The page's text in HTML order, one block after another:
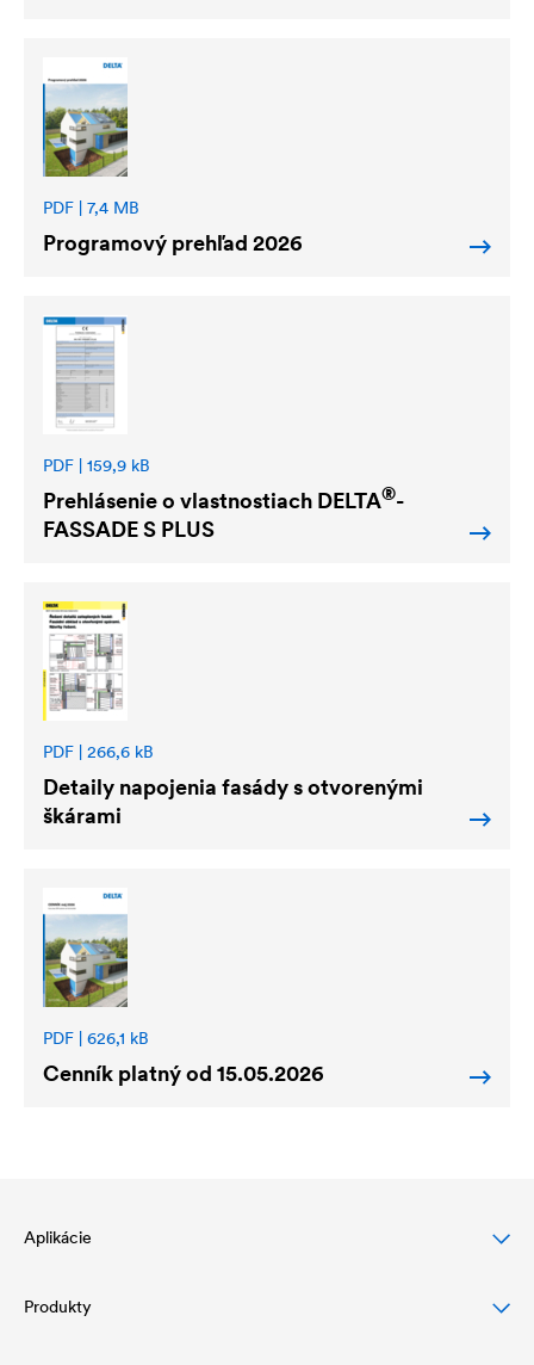
PDF | 7,4 MB
Programový prehľad 2026
PDF | 159,9 kB
Prehlásenie o vlastnostiach DELTA®-
FASSADE S PLUS
PDF | 266,6 kB
Detaily napojenia fasády s otvorenými
škárami
PDF | 626,1 kB
Cenník platný od 15.05.2026
Aplikácie
Ochrana šikmej strechy
Produkty